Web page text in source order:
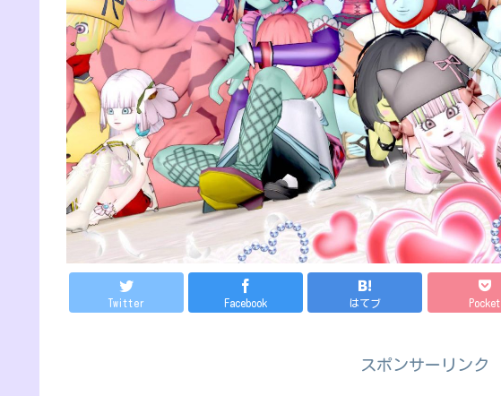
Twitter Facebook はてブ Pocket
スポンサーリンク